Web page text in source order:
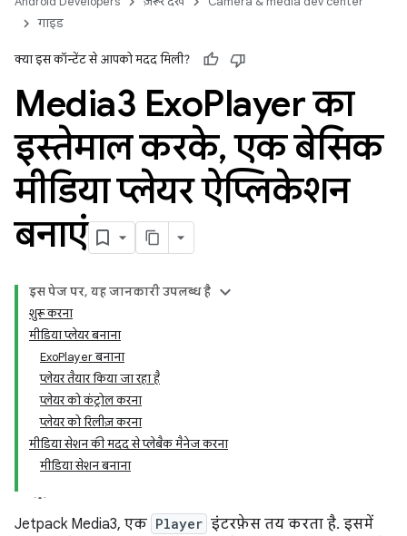
गाइड
क्या इस कॉन्टेंट से आपको मदद मिली?
Media3 ExoPlayer का
इस्तेमाल करके,एक बेसिक
मीडिया प्लेयर ऐप्लिकेशन
बनाएं
इस पेज पर, यह जानकारी उपलब्ध है
शुरू करना
मीडिया प्लेयर बनाना
ExoPlayer बनाना
प्लेयर तैयार किया जा रहा है
प्लेयर को कंट्रोल करना
प्लेयर को रिलीज़ करना
मीडिया सेशन की मदद से प्लेबैक मैनेज करना
मीडिया सेशन बनाना
Jetpack Media3, एक Player इंटरफ़ेस तय करता है. इसमें